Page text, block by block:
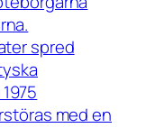
spred
med en